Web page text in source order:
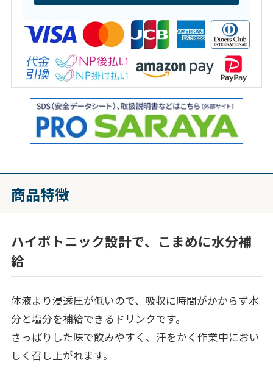
商品特徴
ハイポトニック設計で、こまめに水分補
給
体液より浸透圧が低いので、吸収に時間がかからず水
分と塩分を補給できるドリンクです。
さっぱりした味で飲みやすく、汗をかく作業中におい
しく召し上がれます。